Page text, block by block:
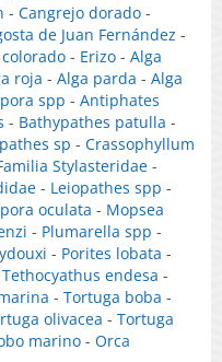
- Cangrejo dorado -
de Juan Fernández -
- Erizo - Alga
roja - Alga parda - Alga
spp - Antiphates
- Bathypathes patulla -
sp - Crassophyllum
Stylasteridae -
- Leiopathes spp -
oculata - Mopsea
- Plumarella spp -
- Porites lobata -
Tethocyathus endesa -
- Tortuga boba -
olivacea - Tortuga
marino - Orca